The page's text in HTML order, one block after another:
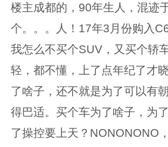
楼主成都的，90年生人，混迹
个。。。人！17年3月份购入
我怎么不买个SUV，又买个轿
轻，都不懂，上了点年纪了才
了啥子，还不就是为了可以有
得巴适。买个车为了啥子，为
了操控要上天？NONONONO